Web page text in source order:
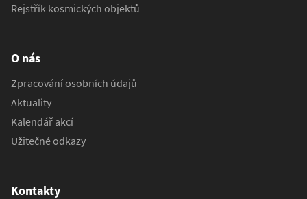
Rejstřík kosmických objektů
O nás
Zpracování osobních údajů
Aktuality
Kalendář akcí
Užitečné odkazy
Kontakty